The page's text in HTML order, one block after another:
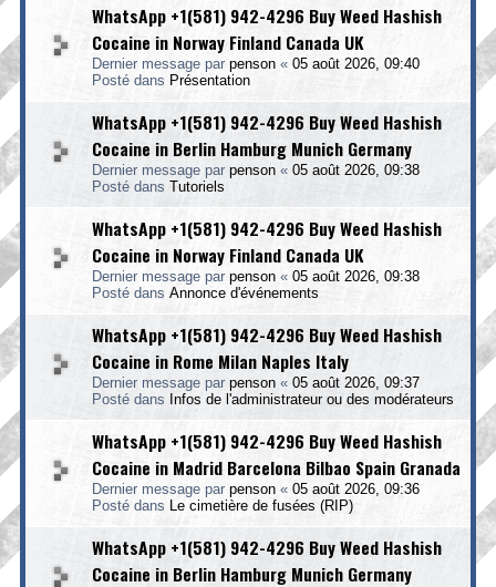
WhatsApp +1(581) 942-4296 Buy Weed Hashish
Cocaine in Norway Finland Canada UK
Dernier message par penson « 05 août 2026, 09:40
Posté dans Présentation
WhatsApp +1(581) 942-4296 Buy Weed Hashish
Cocaine in Berlin Hamburg Munich Germany
Dernier message par penson « 05 août 2026, 09:38
Posté dans Tutoriels
WhatsApp +1(581) 942-4296 Buy Weed Hashish
Cocaine in Norway Finland Canada UK
Dernier message par penson « 05 août 2026, 09:38
Posté dans Annonce d'événements
WhatsApp +1(581) 942-4296 Buy Weed Hashish
Cocaine in Rome Milan Naples Italy
Dernier message par penson « 05 août 2026, 09:37
Posté dans Infos de l'administrateur ou des modérateurs
WhatsApp +1(581) 942-4296 Buy Weed Hashish
Cocaine in Madrid Barcelona Bilbao Spain Granada
Dernier message par penson « 05 août 2026, 09:36
Posté dans
Le cimetière de fusées (RIP)
WhatsApp +1(581) 942-4296 Buy Weed Hashish
Cocaine in Berlin Hamburg Munich Germany